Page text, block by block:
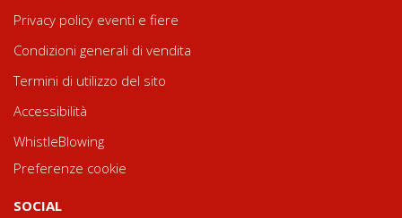
Privacy policy eventi e fiere
Condizioni generali di vendita
Termini di utilizzo del sito
Accessibilità
WhistleBlowing
Preferenze cookie
SOCIAL